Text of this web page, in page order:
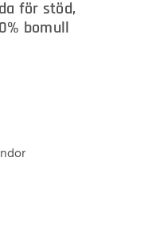
för stöd,
bomull